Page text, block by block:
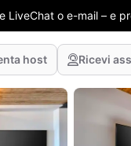
LiveChat o e-mail – e
host Ricevi